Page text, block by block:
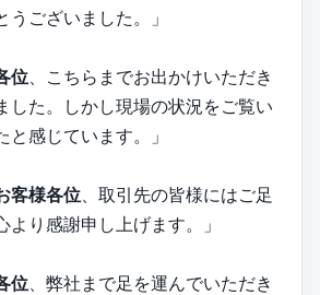
うございました。」
位 、こちらまでお出かけいただき
した。しかし現場の状況をご覧い
と感じています。」
客様各位 、取引先の皆様にはご足
より感謝申し上げます。」
位 、弊社まで足を運んでいただき